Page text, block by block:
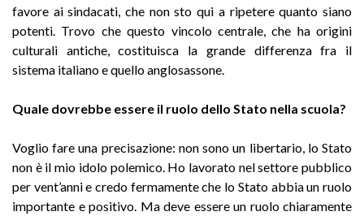
favore ai sindacati, che non sto qui a ripetere quanto siano
potenti. Trovo che questo vincolo centrale, che ha origini
culturali antiche, costituisca la grande differenza fra il
sistema italiano e quello anglosassone.
Quale dovrebbe essere il ruolo dello Stato nella scuola?
Voglio fare una precisazione: non sono un libertario, lo Stato
non è il mio idolo polemico. Ho lavorato nel settore pubblico
per vent’anni e credo fermamente che lo Stato abbia un ruolo
importante e positivo. Ma deve essere un ruolo chiaramente